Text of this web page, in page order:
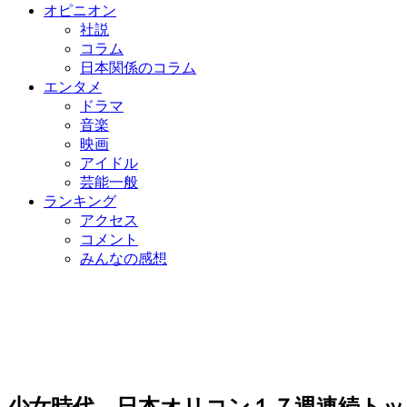
オピニオン
社説
コラム
日本関係のコラム
エンタメ
ドラマ
音楽
映画
アイドル
芸能一般
ランキング
アクセス
コメント
みんなの感想